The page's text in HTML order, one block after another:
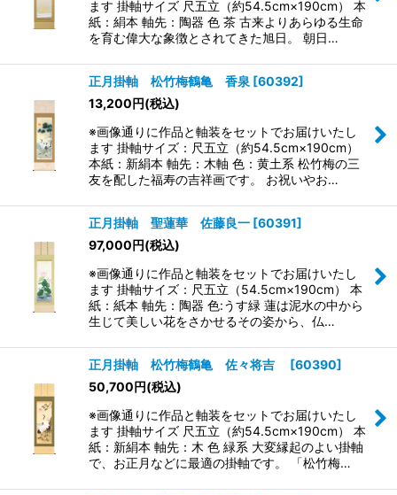
絞り込む
ます 掛軸サイズ 尺五立（約54.5cm×190cm） 本
紙：絹本 軸先：陶器 色 茶 古来よりあらゆる生命
を育む偉大な象徴とされてきた旭日。 朝日…
正月掛軸 松竹梅鶴亀 香泉 [60392]
13,200円(税込)
※画像通りに作品と軸装をセットでお届けいたし
ます 掛軸サイズ：尺五立（約54.5cm×190cm）
本紙：新絹本 軸先：木軸 色：黄土系 松竹梅の三
友を配した福寿の吉祥画です。 お祝いやお…
正月掛軸 聖蓮華 佐藤良一 [60391]
97,000円(税込)
※画像通りに作品と軸装をセットでお届けいたし
ます 掛軸サイズ：尺五立（54.5cm×190cm） 本
紙：紙本 軸先：陶器 色:うす緑 蓮は泥水の中から
生じて美しい花をさかせるその姿から、仏…
正月掛軸 松竹梅鶴亀 佐々将吉 [60390]
50,700円(税込)
※画像通りに作品と軸装をセットでお届けいたし
ます 掛軸サイズ 尺五立（約54.5cm×190cm） 本
紙：新絹本 軸先：木 色 緑系 大変縁起のよい掛軸
で、お正月などに最適の掛軸です。 「松竹梅…